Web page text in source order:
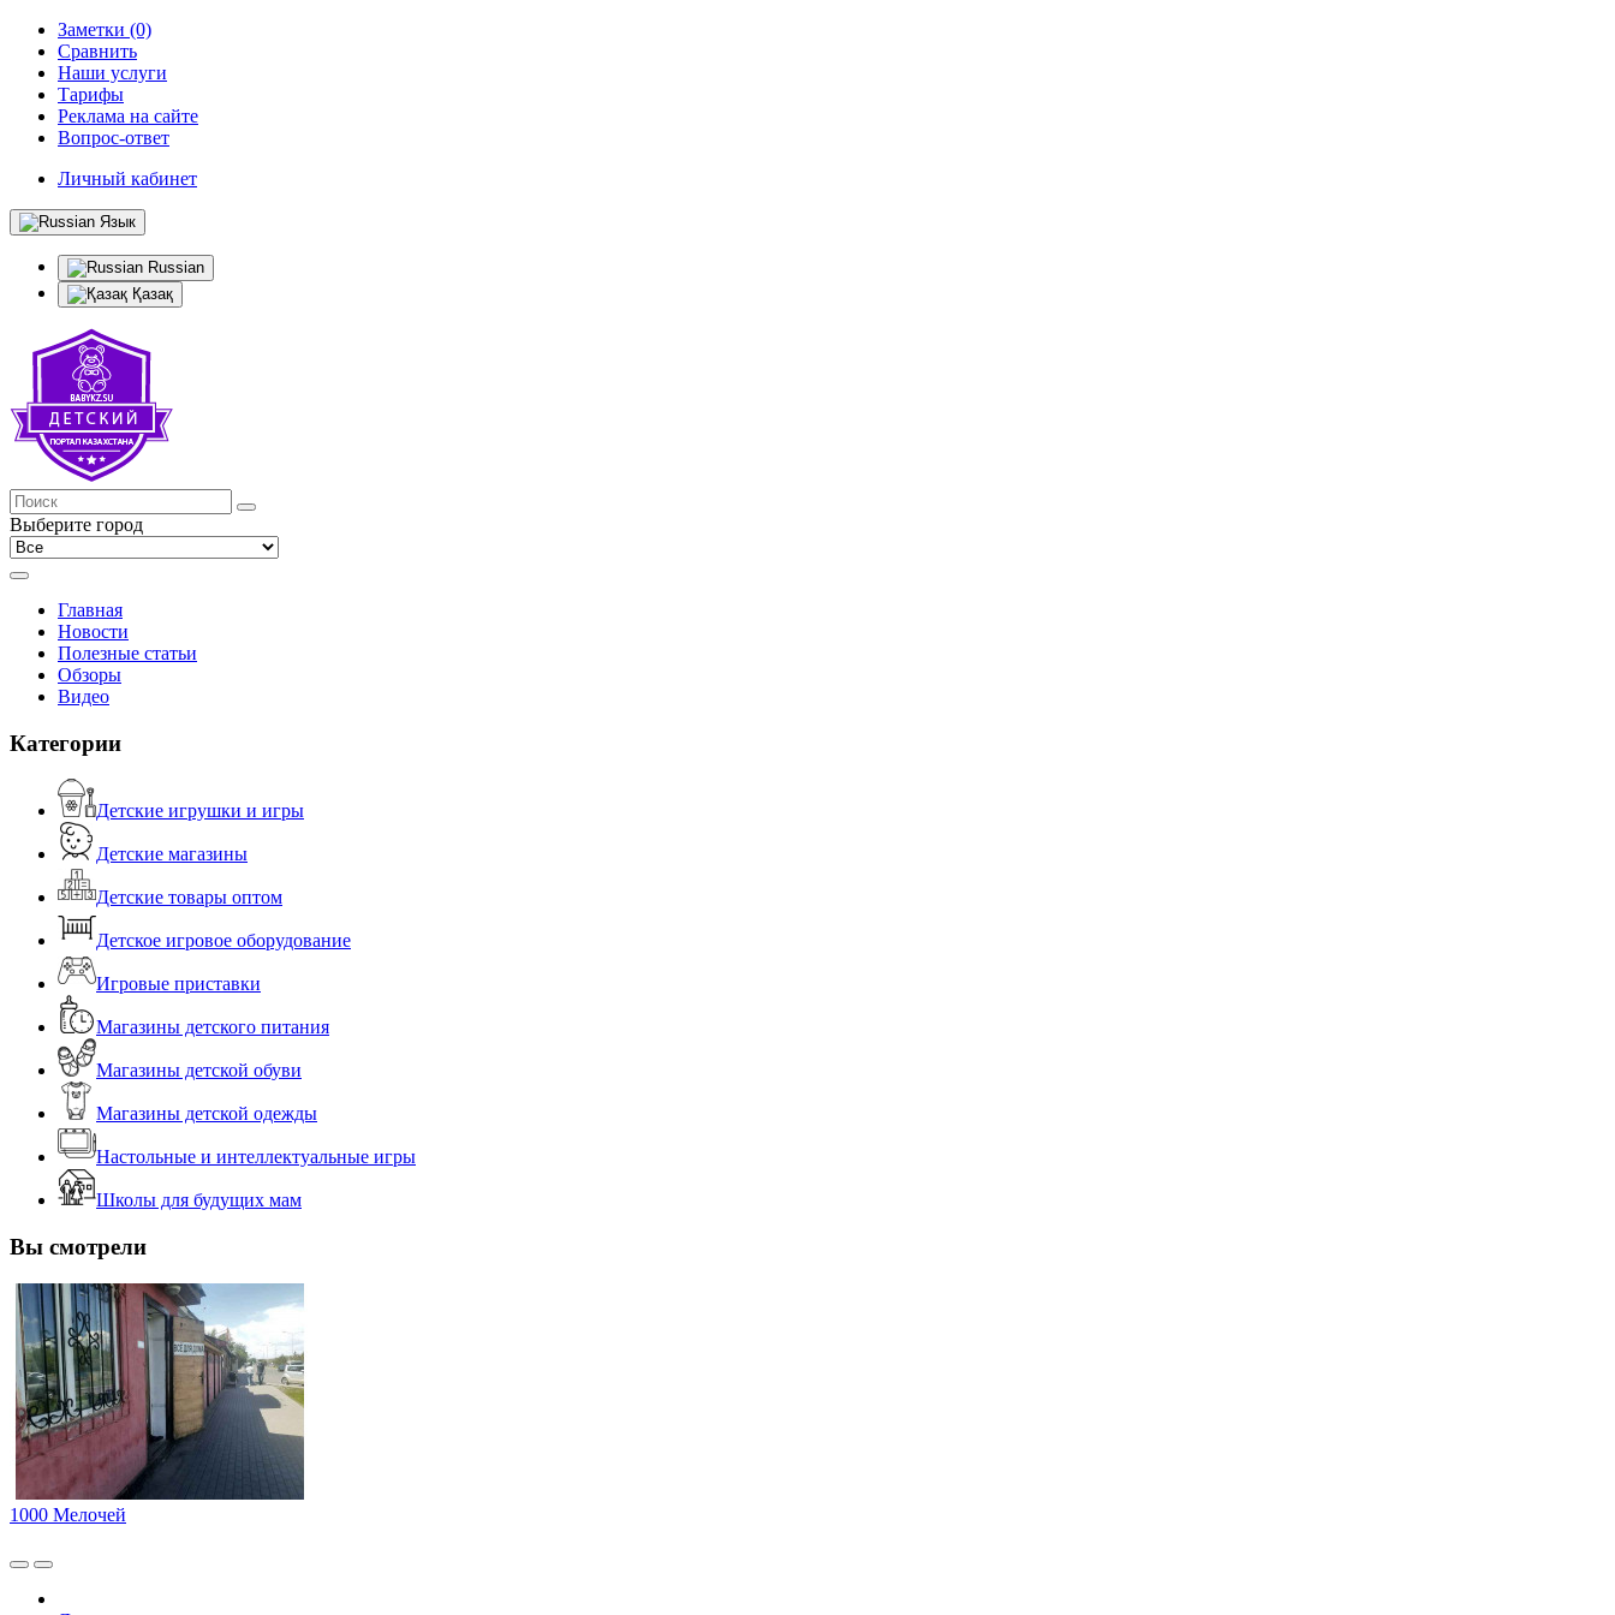
Заметки (0)
Сравнить
Наши услуги
Тарифы
Реклама на сайте
Вопрос-ответ
Личный кабинет
Язык
Russian
Қазақ
Выберите город
Главная
Новости
Полезные статьи
Обзоры
Видео
Категории
Детские игрушки и игры
Детские магазины
Детские товары оптом
Детское игровое оборудование
Игровые приставки
Магазины детского питания
Магазины детской обуви
Магазины детской одежды
Настольные и интеллектуальные игры
Школы для будущих мам
Вы смотрели
1000 Мелочей